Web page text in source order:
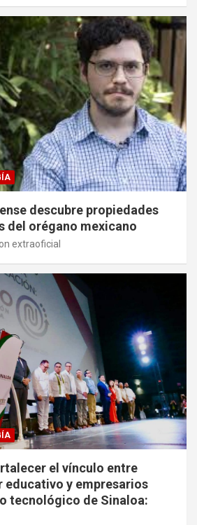
descubre propiedades
del orégano mexicano
extraoficial
el vínculo entre
educativo y empresarios
tecnológico de Sinaloa: